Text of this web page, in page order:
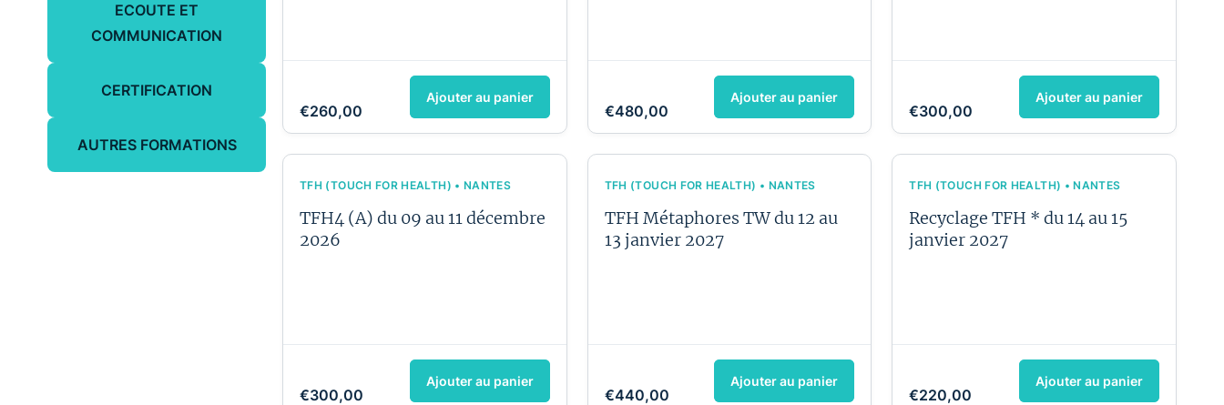
ECOUTE ET
COMMUNICATION
CERTIFICATION
AUTRES FORMATIONS
€260,00
Ajouter au panier
€480,00
Ajouter au panier
€300,00
Ajouter au panier
TFH (TOUCH FOR HEALTH) • NANTES
TFH4 (A) du 09 au 11 décembre
2026
€300,00
Ajouter au panier
TFH (TOUCH FOR HEALTH) • NANTES
TFH Métaphores TW du 12 au
13 janvier 2027
€440,00
Ajouter au panier
TFH (TOUCH FOR HEALTH) • NANTES
Recyclage TFH * du 14 au 15
janvier 2027
€220,00
Ajouter au panier